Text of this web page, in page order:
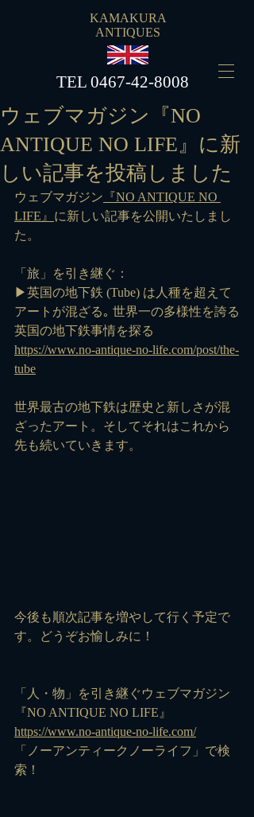
KAMAKURA
ANTIQUES
​TEL 0467-42-8008
ウェブマガジン『NO
ANTIQUE NO LIFE』に新
しい記事を投稿しました
ウェブマガジン 『NO ANTIQUE NO
LIFE』 に新しい記事を公開いたしまし
た。
「旅」を引き継ぐ：
▶英国の地下鉄 (Tube) は人種を超えて
アートが混ざる｡ 世界一の多様性を誇る
英国の地下鉄事情を探る
https://www.no-antique-no-life.com/post/the-
tube
世界最古の地下鉄は歴史と新しさが混
ざったアート。そしてそれはこれから
先も続いていきます。
今後も順次記事を増やして行く予定で
す。どうぞお愉しみに！
「人・物」を引き継ぐウェブマガジン
『NO ANTIQUE NO LIFE』
https://www.no-antique-no-life.com/
「ノーアンティークノーライフ」で検
索！